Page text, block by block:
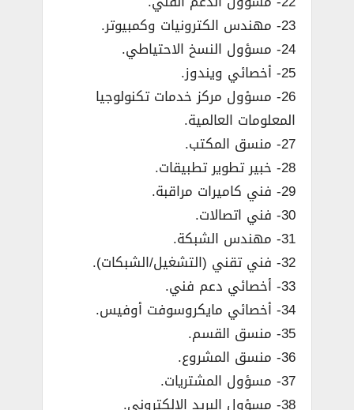
23- مهندس الكترونيات وكمبيوتر.
24- مسؤول النسخ الاحتياطي.
25- أخصائي ويندوز.
26- مسؤول مركز خدمات تكنولوجيا
المعلومات العالمية.
27- منسق المكتب.
28- خبير تطوير تطبيقات.
29- فني كاميرات مراقبة.
30- فني اتصالات.
31- مهندس الشبكة.
32- فني تقني (التشغيل/الشبكات).
33- أخصائي دعم فني.
34- أخصائي مايكروسوفت أوفيس.
35- منسق القسم.
36- منسق المشروع.
37- مسؤول المشتريات.
38- مسؤول البريد الإلكتروني.